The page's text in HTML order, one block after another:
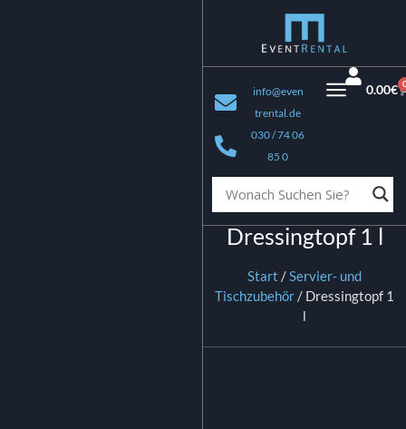
info@even
trental.de
030 / 74 06
85 0
0.00€
Dressingtopf 1 l
Start /Servier- und
Tischzubehör/ Dressingtopf 1
l